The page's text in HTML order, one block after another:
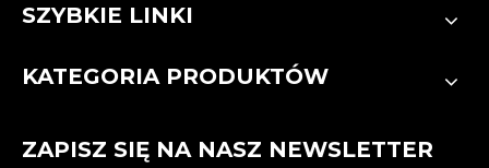
SZYBKIE LINKI
KATEGORIA PRODUKTÓW
ZAPISZ SIĘ NA NASZ NEWSLETTER